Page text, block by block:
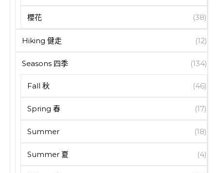
櫻花 (38)
Hiking 健走 (12)
Seasons 四季 (134)
Fall 秋 (46)
Spring 春 (17)
Summer (18)
Summer 夏 (4)